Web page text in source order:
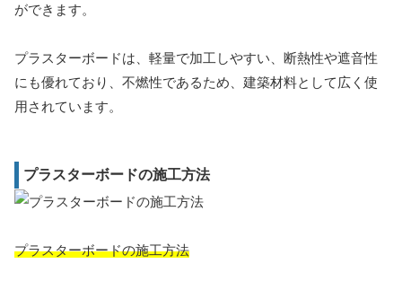
ができます。
プラスターボードは、軽量で加工しやすい、断熱性や遮音性
にも優れており、不燃性であるため、建築材料として広く使
用されています。
プラスターボードの施工方法
プラスターボードの施工方法